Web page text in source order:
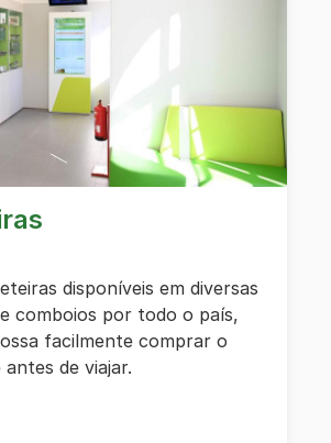
disponíveis em diversas
comboios por todo o país,
facilmente comprar o
de viajar.